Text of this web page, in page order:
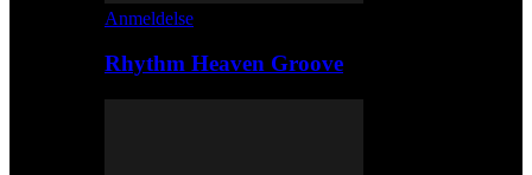
Anmeldelse
Rhythm Heaven Groove